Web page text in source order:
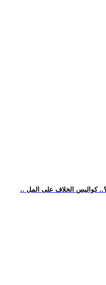
كواليس الخلاف على المل